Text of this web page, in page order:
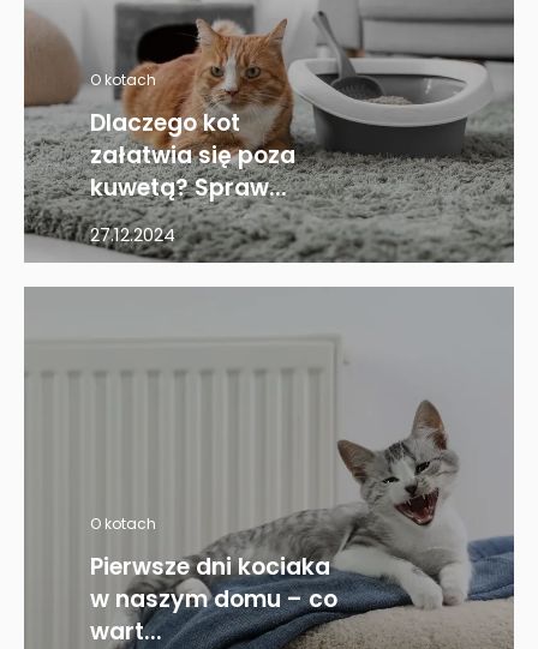
O kotach
Dlaczego kot
załatwia się poza
kuwetą? Spraw...
27.12.2024
O kotach
Pierwsze dni kociaka
w naszym domu – co
wart...